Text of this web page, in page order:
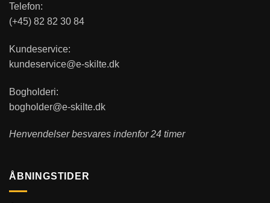
Telefon:
(+45) 82 82 30 84
Kundeservice:
kundeservice@e-skilte.dk
Bogholderi:
bogholder@e-skilte.dk
Henvendelser besvares indenfor 24 timer
ÅBNINGSTIDER